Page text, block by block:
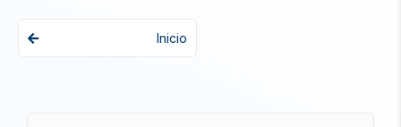
Inicio